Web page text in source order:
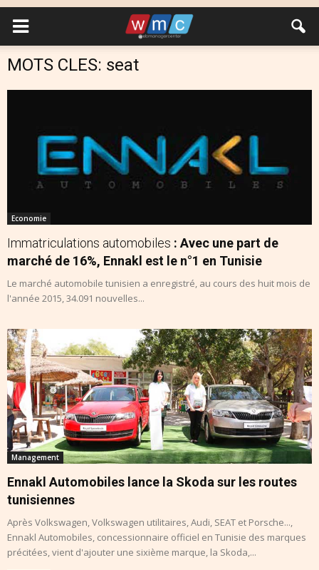
MOTS CLES: seat
Economie
Immatriculations automobiles : Avec une part de
marché de 16%, Ennakl est le n°1 en Tunisie
Le marché automobile tunisien a enregistré, au cours des huit mois de
l'année 2015, 34.091 nouvelles...
Management
Ennakl Automobiles lance la Skoda sur les routes
tunisiennes
Après Volkswagen, Volkswagen utilitaires, Audi, SEAT et Porsche...,
Ennakl Automobiles, concessionnaire officiel en Tunisie des marques
précitées, vient d'ajouter une sixième marque, la Skoda,...